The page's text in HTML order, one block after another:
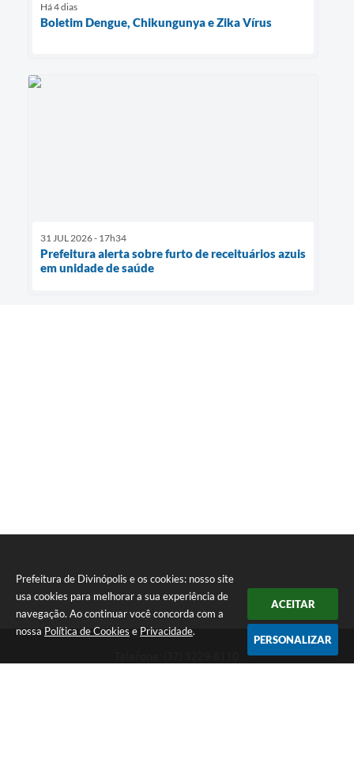
Prefeitura de Divinópolis e os cookies: nosso site
usa cookies para melhorar a sua experiência de
navegação. Ao continuar você concorda com a
nossa Política de Cookies e Privacidade.
ACEITAR
PERSONALIZAR
Há 4 dias
Boletim Dengue, Chikungunya e Zika Vírus
31 JUL 2026 - 17h34
Prefeitura alerta sobre furto de receituários azuis
em unidade de saúde